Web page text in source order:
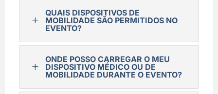
L
QUAIS DISPOSITIVOS DE
MOBILIDADE SÃO PERMITIDOS NO
EVENTO?
L
ONDE POSSO CARREGAR O MEU
DISPOSITIVO MÉDICO OU DE
MOBILIDADE DURANTE O EVENTO?